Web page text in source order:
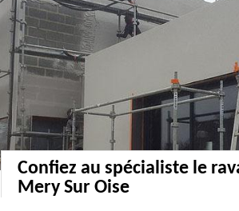
Confiez au spécialiste le
Mery Sur Oise